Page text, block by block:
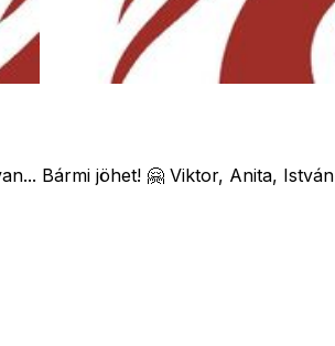
Bármi jöhet! 🤗 Viktor, Anita, István